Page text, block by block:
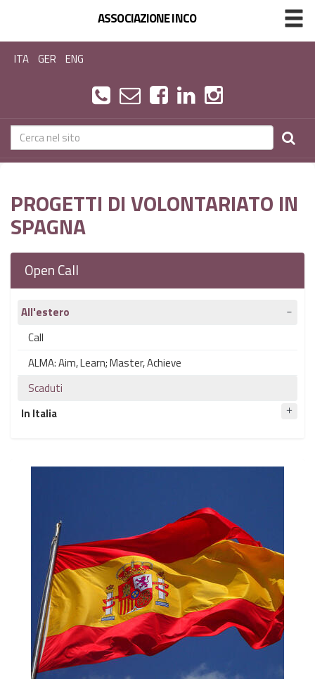
ASSOCIAZIONE INCO
ITA GER ENG
PROGETTI DI VOLONTARIATO IN
SPAGNA
Open Call
All'estero
Call
ALMA: Aim, Learn; Master, Achieve
Scaduti
In Italia